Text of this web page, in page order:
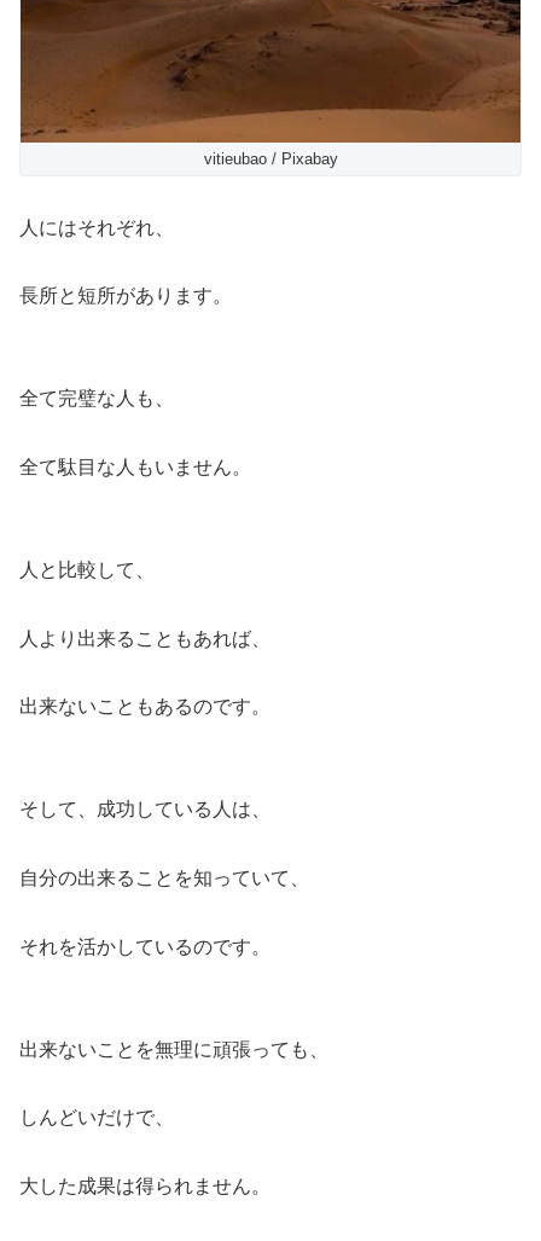
vitieubao / Pixabay
人にはそれぞれ、
長所と短所があります。
全て完璧な人も、
全て駄目な人もいません。
人と比較して、
人より出来ることもあれば、
出来ないこともあるのです。
そして、成功している人は、
自分の出来ることを知っていて、
それを活かしているのです。
出来ないことを無理に頑張っても、
しんどいだけで、
大した成果は得られません。